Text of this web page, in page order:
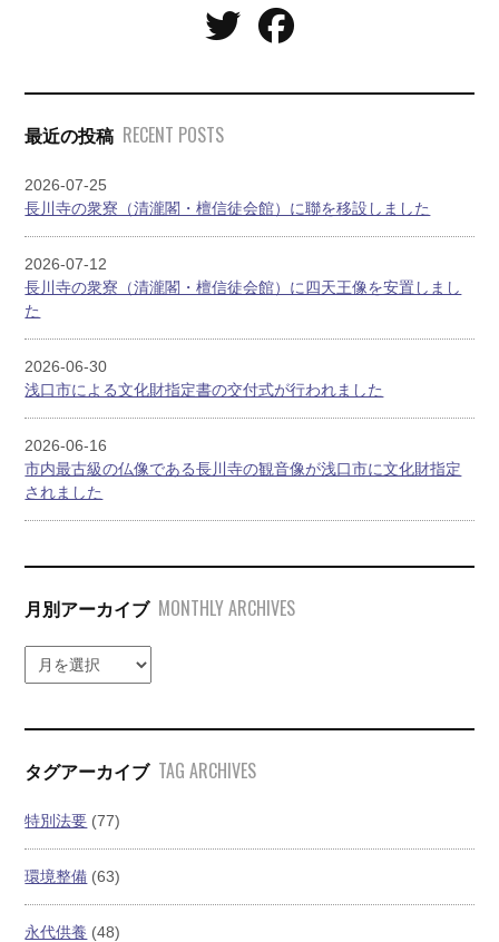
最近の投稿 RECENT POSTS
2026-07-25
長川寺の衆寮（清瀧閣・檀信徒会館）に聯を移設しました
2026-07-12
長川寺の衆寮（清瀧閣・檀信徒会館）に四天王像を安置しまし
た
2026-06-30
浅口市による文化財指定書の交付式が行われました
2026-06-16
市内最古級の仏像である長川寺の観音像が浅口市に文化財指定
されました
月別アーカイブ MONTHLY ARCHIVES
タグアーカイブ TAG ARCHIVES
特別法要 (77)
環境整備 (63)
永代供養 (48)